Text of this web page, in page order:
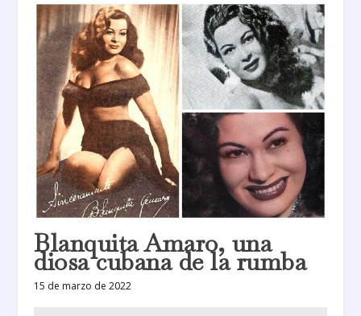
Blanquita Amaro, una
diosa cubana de la rumba
15 de marzo de 2022